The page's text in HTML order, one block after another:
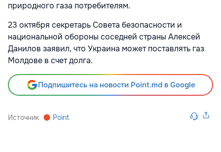
природного газа потребителям.
23 октября секретарь Совета безопасности и
национальной обороны соседней страны Алексей
Данилов заявил, что Украина может поставлять газ
Молдове в счет долга.
Подпишитесь на новости Point.md в Google
Источник Point